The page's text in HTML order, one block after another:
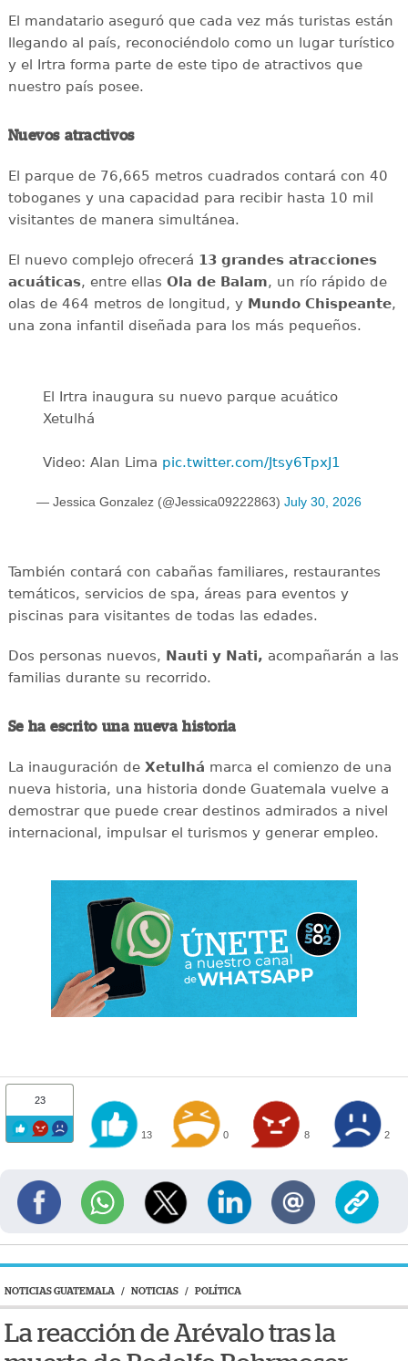
El mandatario aseguró que cada vez más turistas están
llegando al país, reconociéndolo como un lugar turístico
y el Irtra forma parte de este tipo de atractivos que
nuestro país posee.
Nuevos atractivos
El parque de 76,665 metros cuadrados contará con 40
toboganes y una capacidad para recibir hasta 10 mil
visitantes de manera simultánea.
El nuevo complejo ofrecerá 13 grandes atracciones
acuáticas, entre ellas Ola de Balam, un río rápido de
olas de 464 metros de longitud, yMundo Chispeante,
una zona infantil diseñada para los más pequeños.
El Irtra inaugura su nuevo parque acuático
Xetulhá
Video: Alan Lima pic.twitter.com/Jtsy6TpxJ1
— Jessica Gonzalez (@Jessica09222863) July 30, 2026
También contará con cabañas familiares, restaurantes
temáticos, servicios de spa, áreas para eventos y
piscinas para visitantes de todas las edades.
Dos personas nuevos, Nauti y Nati, acompañarán a las
familias durante su recorrido.
Se ha escrito una nueva historia
La inauguración de Xetulhá marca el comienzo de una
nueva historia, una historia donde Guatemala vuelve a
demostrar que puede crear destinos admirados a nivel
internacional, impulsar el turismos y generar empleo.
23
13 0 8 2
NOTICIAS GUATEMALA / NOTICIAS / POLÍTICA
La reacción de Arévalo tras la